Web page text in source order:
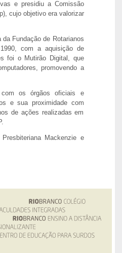
e presidiu a Comissão
cujo objetivo era valorizar
Fundação de Rotarianos
com a aquisição de
foi o Mutirão Digital, que
promovendo a
com os órgãos oficiais e
e sua proximidade com
de ações realizadas em
Mackenzie e